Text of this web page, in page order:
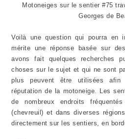
Motoneiges sur le sentier #75
Georges de
Voilà une question qui pourra en
mérite une réponse basée sur
avons fait quelques recherches
choses sur le sujet et qui ne sont
plus peuvent être utilisées
réputation de la motoneige. Les
de nombreux endroits
(chevreuil) et dans diverses
directement sur les sentiers, en